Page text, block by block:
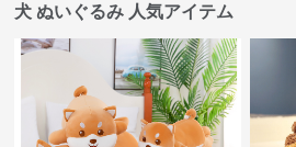
犬 ぬいぐるみ 人気アイテム